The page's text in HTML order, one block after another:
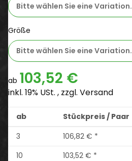
Bitte wählen Sie eine Variation.
Größe
Bitte wählen Sie eine Variation.
ab 103,52 €
inkl. 19% USt. , zzgl. Versand
ab
Stückpreis / Paar
3
106,82 € *
10
103,52 € *